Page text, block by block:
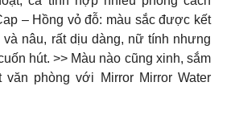
– Hồng vỏ đỗ: màu sắc được kết
nâu, rất dịu dàng, nữ tính nhưng
hút. >> Màu nào cũng xinh, sắm
văn phòng với Mirror Mirror Water